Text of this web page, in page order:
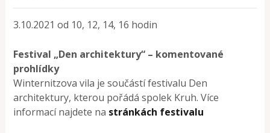
3.10.2021 od 10, 12, 14, 16 hodin
Festival „Den architektury“ – komentované
prohlídky
Winternitzova vila je součástí festivalu Den
architektury, kterou pořádá spolek Kruh. Více
informací najdete na stránkách festivalu